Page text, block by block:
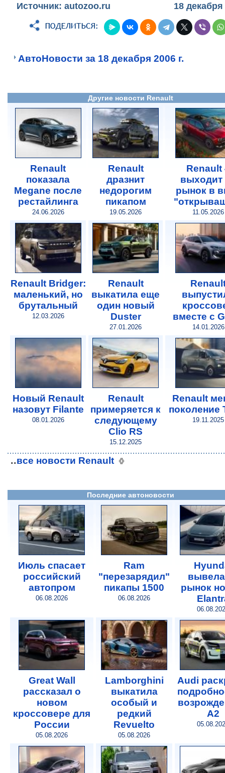
Источник: autozoo.ru 18 декабря
АвтоНовости за 18 декабря 2006 г.
Другие новости Renault
Renault
показала
Megane после
рестайлинга
24.06.2026
Renault
дразнит
недорогим
пикапом
19.05.2026
Renault
выходит
рынок в
11.05.2026
Renault Bridger:
маленький, но
брутальный
12.03.2026
Renault
выкатила еще
один новый
Duster
27.01.2026
вместе с
14.01.2026
Новый Renault
назовут Filante
08.01.2026
Renault
примеряется к
следующему
Clio RS
15.12.2025
Renault
поколение
19.11.2025
..все новости Renault
Последние автоновости
Июль спасает
российский
автопром
06.08.2026
Ram
"перезарядил"
пикапы 1500
06.08.2026
рынок
Great Wall
рассказал о
новом
кроссовере для
России
05.08.2026
Lamborghini
выкатила
особый и
редкий
Revuelto
05.08.2026
Audi
A2